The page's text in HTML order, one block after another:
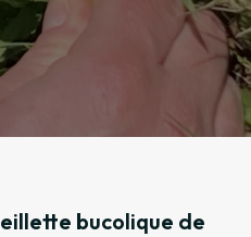
bucolique de